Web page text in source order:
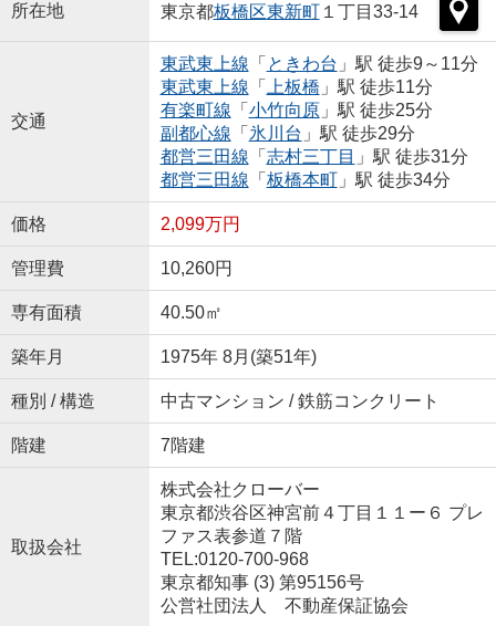
所在地 東京都板橋区東新町１丁目33-14
交通
東武東上線 「 ときわ台 」駅 徒歩9～11分
東武東上線 「 上板橋 」駅 徒歩11分
有楽町線 「 小竹向原」駅 徒歩25分
副都心線 「 氷川台 」駅 徒歩29分
都営三田線 「 志村三丁目 」駅 徒歩31分
都営三田線 「 板橋本町」駅 徒歩34分
価格 2,099万円
管理費 10,260円
専有面積 40.50㎡
築年月 1975年 8月(築51年)
種別 / 構造 中古マンション / 鉄筋コンクリート
階建 7階建
取扱会社
株式会社クローバー
東京都渋谷区神宮前４丁目１１ー６ プレ
ファス表参道７階
TEL:0120-700-968
東京都知事 (3) 第95156号
公営社団法人 不動産保証協会